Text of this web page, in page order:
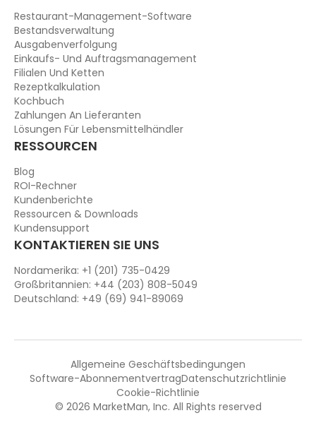
Restaurant-Management-Software
Bestandsverwaltung
Ausgabenverfolgung
Einkaufs- Und Auftragsmanagement
Filialen Und Ketten
Rezeptkalkulation
Kochbuch
Zahlungen An Lieferanten
Lösungen Für Lebensmittelhändler
RESSOURCEN
Blog
ROI-Rechner
Kundenberichte
Ressourcen & Downloads
Kundensupport
KONTAKTIEREN SIE UNS
Nordamerika: +1 (201) 735-0429
Großbritannien: +44 (203) 808-5049
Deutschland: +49 (69) 941-89069
© 2026 MarketMan, Inc. All Rights reserved
Allgemeine Geschäftsbedingungen
Software-AbonnementvertragDatenschutzrichtlinie
Cookie-Richtlinie